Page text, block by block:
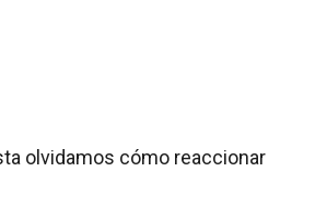
olvidamos cómo reaccionar